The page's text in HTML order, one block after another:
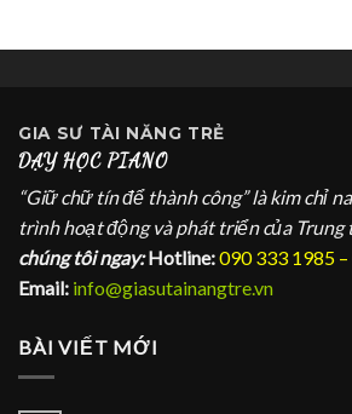
GIA SƯ TÀI NĂNG TRẺ
DẠY HỌC PIANO
“Giữ chữ tín để thành công” là kim chỉ
trình hoạt động và phát triển của Trung
chúng tôi ngay: Hotline:090 333 1985
Email: info@giasutainangtre.vn
BÀI VIẾT MỚI